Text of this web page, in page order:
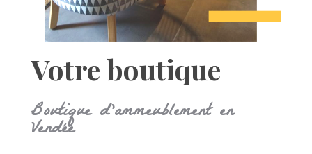
Votre boutique
Boutique d’ammeublement en
Vendée